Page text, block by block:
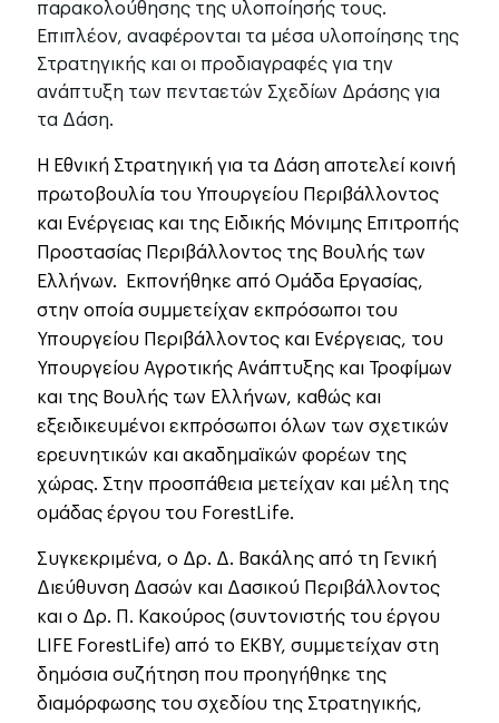
παρακολούθησης της υλοποίησής τους.
Επιπλέον, αναφέρονται τα μέσα υλοποίησης της
Στρατηγικής και οι προδιαγραφές για την
ανάπτυξη των πενταετών Σχεδίων Δράσης για
τα Δάση.
Η Εθνική Στρατηγική για τα Δάση αποτελεί κοινή
πρωτοβουλία του Υπουργείου Περιβάλλοντος
και Ενέργειας και της Ειδικής Μόνιμης Επιτροπής
Προστασίας Περιβάλλοντος της Βουλής των
Ελλήνων. Εκπονήθηκε από Ομάδα Εργασίας,
στην οποία συμμετείχαν εκπρόσωποι του
Υπουργείου Περιβάλλοντος και Ενέργειας, του
Υπουργείου Αγροτικής Ανάπτυξης και Τροφίμων
και της Βουλής των Ελλήνων, καθώς και
εξειδικευμένοι εκπρόσωποι όλων των σχετικών
ερευνητικών και ακαδημαϊκών φορέων της
χώρας. Στην προσπάθεια μετείχαν και μέλη της
ομάδας έργου του ForestLife.
Συγκεκριμένα, ο Δρ. Δ. Βακάλης από τη Γενική
Διεύθυνση Δασών και Δασικού Περιβάλλοντος
και ο Δρ. Π. Κακούρος (συντονιστής του έργου
LIFE ForestLife) από το ΕΚΒΥ, συμμετείχαν στη
δημόσια συζήτηση που προηγήθηκε της
διαμόρφωσης του σχεδίου της Στρατηγικής,